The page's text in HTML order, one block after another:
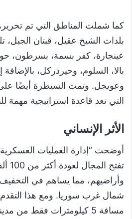
كما شملت المناطق التي تم
بلدات الشيخ عقيل، قبتان الجبل،
عينجارة، كفر بسمة، بسرطون،
بالا، السلوم، وحيردركل،
التي تعد قاعدة استراتيجية مهمة
الأثر الإنساني
أوضحت “إدارة العمليات
وأراضيهم، مما يساهم في
شمال غرب سوريا. ومع هذا
مسافة 5 كيلومترات فقط من